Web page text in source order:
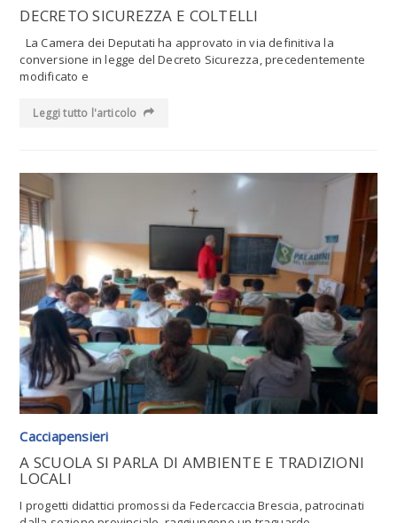
DECRETO SICUREZZA E COLTELLI
La Camera dei Deputati ha approvato in via definitiva la
conversione in legge del Decreto Sicurezza, precedentemente
modificato e
Leggi tutto l'articolo
Leggi tutto l'articolo
Cacciapensieri
A SCUOLA SI PARLA DI AMBIENTE E TRADIZIONI
LOCALI
I progetti didattici promossi da Federcaccia Brescia, patrocinati